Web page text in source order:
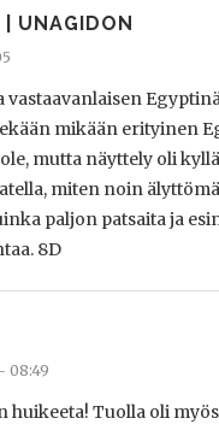
UNAGIDON
vastaavanlaisen
mikään erityinen
mutta näyttely oli
miten noin
paljon patsaita ja
8D
08:49
huikeeta! Tuolla oli